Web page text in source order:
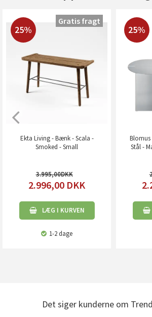
25%
Ekta Living - Bænk - Scala -
Smoked - Small
3.995,00
2.996,00 DKK
LÆG I KURVEN
1-2 dage
Gratis fragt
25%
Blomus
Stål -
Det siger kunderne om